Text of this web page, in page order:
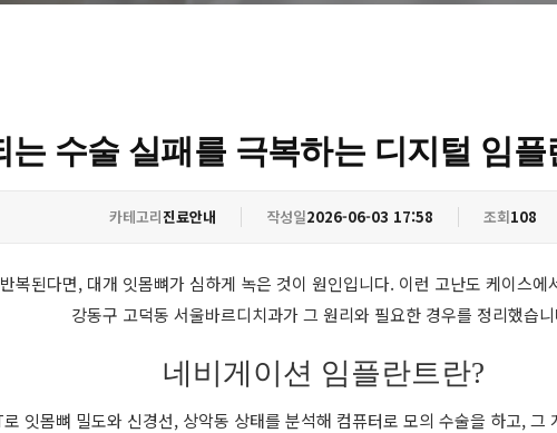
수술 실패를 극복하는 디지털 임플
카테고리진료안내 작성일2026-06-03 17:58 조회108
복된다면, 대개 잇몸뼈가 심하게 녹은 것이 원인입니다. 이런 고난도 케이스
강동구 고덕동 서울바르디치과가 그 원리와 필요한 경우를 정리했습
네비게이션 임플란트란?
잇몸뼈 밀도와 신경선, 상악동 상태를 분석해 컴퓨터로 모의 수술을 하고, 그